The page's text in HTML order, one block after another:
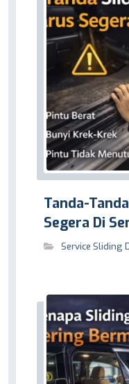
Tanda-
Segera Di
Service Sliding